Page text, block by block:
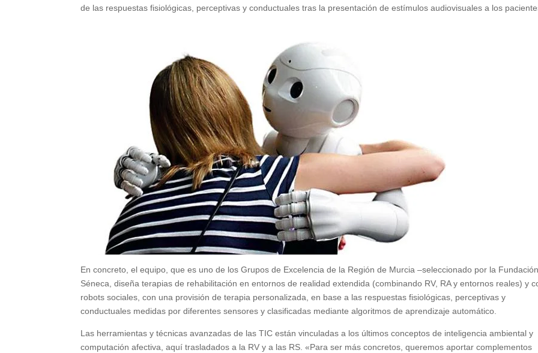
de las respuestas fisiológicas, perceptivas y conductuales tras la presentación de estímulos audiovisuales a los
En concreto, el equipo, que es uno de los Grupos de Excelencia de la Región de Murcia –seleccionado por la
Séneca, diseña terapias de rehabilitación en entornos de realidad extendida (combinando RV, RA y entornos reales) y
robots sociales, con una provisión de terapia personalizada, en base a las respuestas fisiológicas, perceptivas y
conductuales medidas por diferentes sensores y clasificadas mediante algoritmos de aprendizaje automático.
Las herramientas y técnicas avanzadas de las TIC están vinculadas a los últimos conceptos de inteligencia ambiental y
computación afectiva, aquí trasladados a la RV y a las RS. «Para ser más concretos, queremos aportar complementos